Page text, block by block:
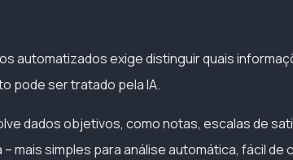
automatizados exige distinguir quais
pode ser tratado pela IA.
dados objetivos, como notas, escalas de
mais simples para análise automática, fácil de